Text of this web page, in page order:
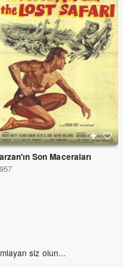
Son Maceraları
siz olun...